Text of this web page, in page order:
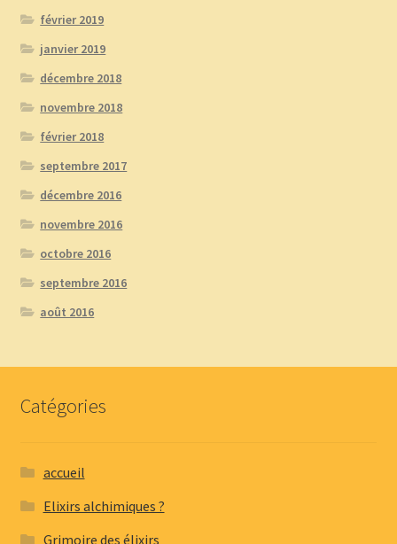
février 2019
janvier 2019
décembre 2018
novembre 2018
février 2018
septembre 2017
décembre 2016
novembre 2016
octobre 2016
septembre 2016
août 2016
Catégories
accueil
Elixirs alchimiques ?
Grimoire des élixirs